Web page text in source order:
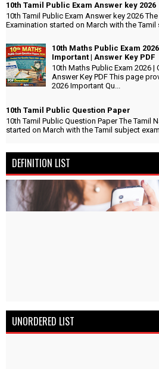
10th Tamil Public Exam Answer key 2026
10th Tamil Public Exam Answer key 2026
Examination started on March with the Tamil
10th Maths Public Exam
Important | Answer Key PDF
10th Maths Public Exam 2026 |
Answer Key PDF This page
2026 Important Qu...
10th Tamil Public Question Paper
10th Tamil Public Question Paper The Tamil
started on March with the Tamil subject
DEFINITION LIST
UNORDERED LIST